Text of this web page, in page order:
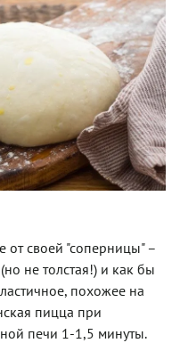
от своей "соперницы" –
не толстая!) и как бы
похожее на
пицца при
печи 1-1,5 минуты.